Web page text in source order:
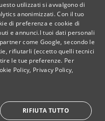
policy
legali
ITALIAN
ENGLISH
utilizzati si avvalgono di
anonimizzati. Con il tuo
di preferenza e cookie di
e annunci.I tuoi dati personali
come Google, secondo le
rifiutarli (eccetto quelli tecnici
le tue preferenze. Per
Policy, Privacy Policy,
RIFIUTA TUTTO